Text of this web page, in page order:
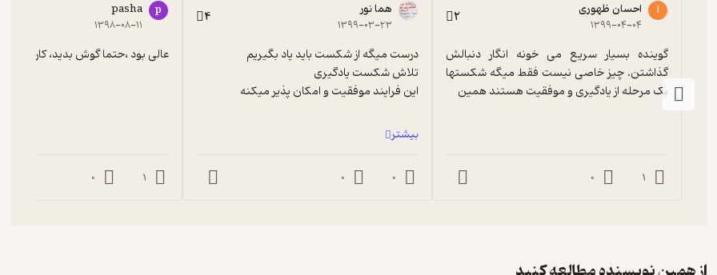
ا احسان ظهوری
۱۳۹۹-۰۴-۰۴ 2
یک مرحله از یادگیری و موفقیت هستند همین
1
0
هما نور
۱۳۹۹-۰۳-۲۳ 4
این فرایند موفقیت و امکان پذیر میکنه
بیشتر
0
0
p
pasha
۱۳۹۸-۰۸-۱۱
عالی بود ،حتما گوش بدید، کاربردیو
1
0